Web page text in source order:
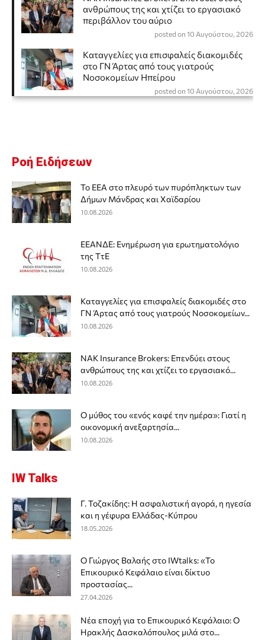
ανθρώπους της και χτίζει το εργασιακό
περιβάλλον του αύριο
posted on 10 Αυγούστου, 2026
Καταγγελίες για επισφαλείς διακομιδές
στο ΓΝ Άρτας από τους γιατρούς
Νοσοκομείων Ηπείρου
posted on 10 Αυγούστου, 2026
Ροή Ειδήσεων
Το ΕΕΑ στο πλευρό των πυρόπληκτων των
Δήμων Μάνδρας και Χαϊδαρίου
10.08.2026
ΕΕΑΝΔΕ: Ενημέρωση για ερωτηματολόγιο
της ΤτΕ
10.08.2026
Καταγγελίες για επισφαλείς διακομιδές στο
ΓΝ Άρτας από τους γιατρούς Νοσοκομείων...
10.08.2026
NAK Insurance Brokers: Επενδύει στους
ανθρώπους της και χτίζει το εργασιακό...
10.08.2026
Ο μύθος του «ενός καφέ την ημέρα»: Γιατί η
οικονομική ανεξαρτησία...
10.08.2026
IW Talks
Γ. Τοζακίδης: Η ασφαλιστική αγορά, η ηγεσία
και η γέφυρα Ελλάδας-Κύπρου
18.05.2026
Ο Γιώργος Βαλαής στο IWtalks: «Το
Επικουρικό Κεφάλαιο είναι δίκτυο
προστασίας...
27.04.2026
Νέα εποχή για το Επικουρικό Κεφάλαιο: Ο
Ηρακλής Δασκαλόπουλος μιλά στο...